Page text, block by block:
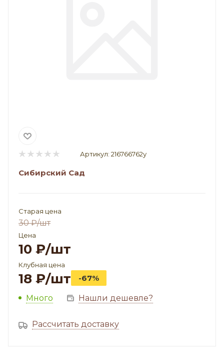
Артикул: 216766762у
Сибирский Сад
Старая цена
30₽/шт
Цена
10 ₽/шт
Клубная цена
18 ₽/шт -67%
Много Нашли дешевле?
Рассчитать доставку